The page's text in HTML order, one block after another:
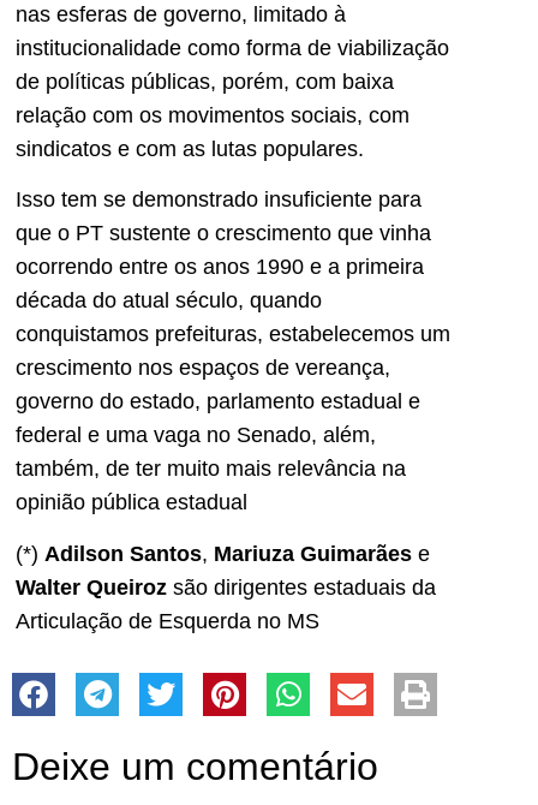
nas esferas de governo, limitado à
institucionalidade como forma de viabilização
de políticas públicas, porém, com baixa
relação com os movimentos sociais, com
sindicatos e com as lutas populares.
Isso tem se demonstrado insuficiente para
que o PT sustente o crescimento que vinha
ocorrendo entre os anos 1990 e a primeira
década do atual século, quando
conquistamos prefeituras, estabelecemos um
crescimento nos espaços de vereança,
governo do estado, parlamento estadual e
federal e uma vaga no Senado, além,
também, de ter muito mais relevância na
opinião pública estadual
(*) Adilson Santos, Mariuza Guimarães e
Walter Queiroz são dirigentes estaduais da
Articulação de Esquerda no MS
Deixe um comentário